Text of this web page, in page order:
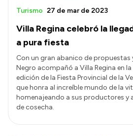
Licitaciones
Villa Regina celebró la
a pura fiesta
Turismo 27 de mar de 2023
Con un gran abanico de propuestas
Negro acompañó a Villa Regina en
edición de la Fiesta Provincial de la
que honra al increíble mundo de la
homenajeando a sus productores y
de cosecha.